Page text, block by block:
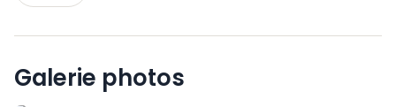
Galerie photos